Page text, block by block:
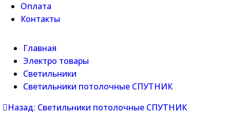
Оплата
Контакты
Главная
Электро товары
Светильники
Светильники потолочные СПУТНИК
Назад: Светильники потолочные СПУТНИК